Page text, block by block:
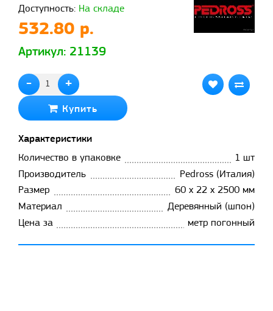
Доступность: На складе
532.80 р.
Артикул: 21139
- +
Купить
Характеристики
Количество в упаковке
1 шт
Производитель
Pedross (Италия)
Размер
60 x 22 x 2500 мм
Материал
Деревянный (шпон)
Цена за
метр погонный